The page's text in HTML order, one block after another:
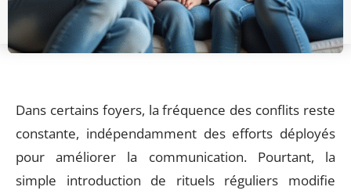
Dans certains foyers, la fréquence des conflits reste
constante, indépendamment des efforts déployés
pour améliorer la communication. Pourtant, la
simple introduction de rituels réguliers modifie